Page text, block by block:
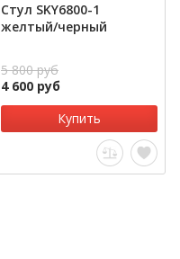
Стул SKY6800-1
желтый/черный
5 800 руб
4 600 руб
Купить